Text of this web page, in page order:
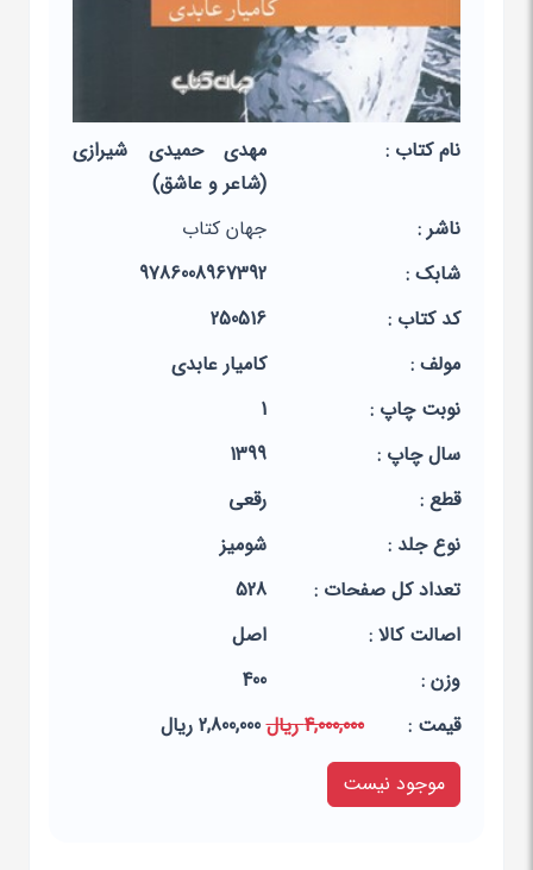
نام کتاب :
مهدی حمیدی شیرازی
(شاعر و عاشق)
ناشر :
جهان کتاب
شابک :
9786008967392
کد کتاب :
250516
مولف :
کامیار عابدی
نوبت چاپ :
1
سال چاپ :
1399
قطع :
رقعی
نوع جلد :
شومیز
تعداد کل صفحات :
528
اصالت کالا :
اصل
وزن :
400
قيمت :
4,000,000 ریال
2,800,000 ریال
موجود نیست